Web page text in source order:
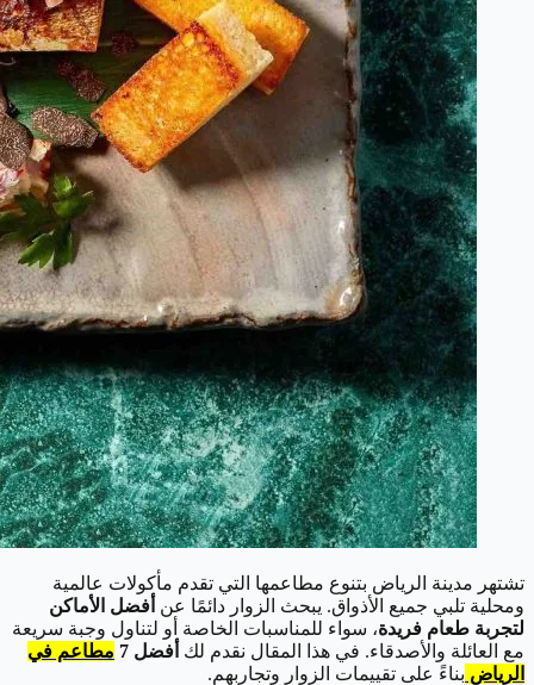
تشتهر مدينة الرياض بتنوع مطاعمها التي تقدم مأكولات عالمية
ومحلية تلبي جميع الأذواق. يبحث الزوار دائمًا عن أفضل الأماكن
لتجربة طعام فريدة، سواء للمناسبات الخاصة أو لتناول وجبة سريعة
مع العائلة والأصدقاء. في هذا المقال نقدم لك أفضل 7
مطاعم في
الرياض بناءً على تقييمات الزوار وتجاربهم.